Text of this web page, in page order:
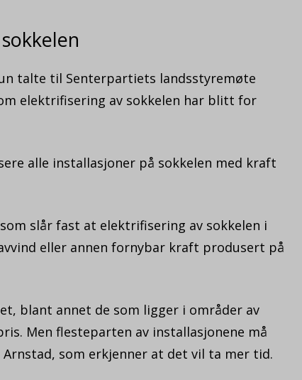
talte til Senterpartiets landsstyremøte
elektrifisering av sokkelen har blitt for
alle installasjoner på sokkelen med kraft
slår fast at elektrifisering av sokkelen i
eller annen fornybar kraft produsert på
blant annet de som ligger i områder av
Men flesteparten av installasjonene må
som erkjenner at det vil ta mer tid.